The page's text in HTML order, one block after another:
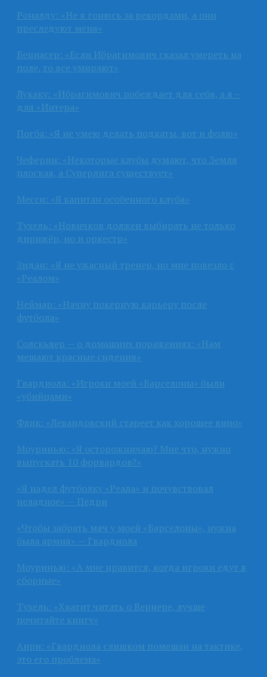
Роналду: «Не я гонюсь за рекордами, а они
преследуют меня»
Беннасер: «Если Ибрагимович сказал умереть на
поле, то все умирают»
Лукаку: «Ибрагимович побеждает для себя, а я –
для «Интера»
Погба: «Я не умею делать подкаты, вот и фолю»
Чеферин: «Некоторые клубы думают, что Земля
плоская, а Суперлига существует»
Месси: «Я капитан особенного клуба»
Тухель: «Новичков должен выбирать не только
дирижёр, но и оркестр»
Зидан: «Я не ужасный тренер, но мне повезло с
«Реалом»
Неймар: «Начну покерную карьеру после
футбола»
Солскьяер — о домашних поражениях: «Нам
мешают красные сидения»
Гвардиола: «Игроки моей «Барселоны» были
«убийцами»
Флик: «Левандовский стареет как хорошее вино»
Моуринью: «Я осторожничаю? Мне что, нужно
выпускать 10 форвардов?»
«Я надел футболку «Реала» и почувствовал
неладное» — Педри
«Чтобы забрать мяч у моей «Барселоны», нужна
была армия» — Гвардиола
Моуринью: «А мне нравится, когда игроки едут в
сборные»
Тухель: «Хватит читать о Вернере, лучше
почитайте книгу»
Анри: «Гвардиола слишком помешан на тактике,
это его проблема»